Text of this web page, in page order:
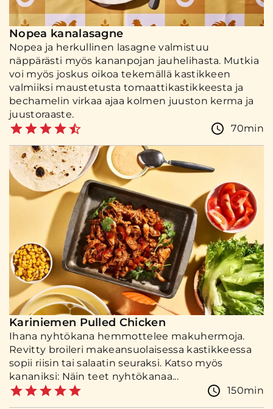
Nopea kanalasagne
Nopea ja herkullinen lasagne valmistuu
näppärästi myös kananpojan jauhelihasta. Mutkia
voi myös joskus oikoa tekemällä kastikkeen
valmiiksi maustetusta tomaattikastikkeesta ja
bechamelin virkaa ajaa kolmen juuston kerma ja
juustoraaste.
70min
Kariniemen Pulled Chicken
Ihana nyhtökana hemmottelee makuhermoja.
Revitty broileri makeansuolaisessa kastikkeessa
sopii riisin tai salaatin seuraksi. Katso myös
kananiksi: Näin teet nyhtökanaa...
150min